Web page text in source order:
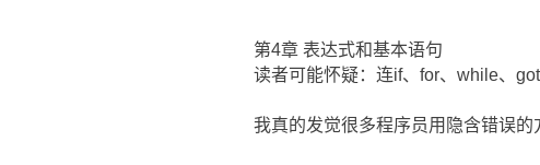
第4章 表达式和基本语句
读者可能怀疑：连if、for、while、
我真的发觉很多程序员用隐含错误的